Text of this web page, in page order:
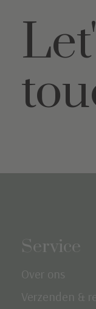
Service
Over ons
Verzenden &